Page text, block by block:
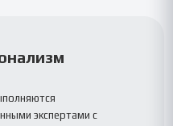
экспертами с